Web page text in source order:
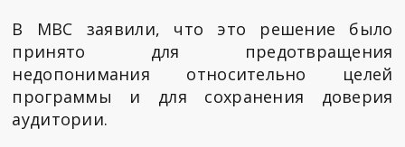
В MBC заявили, что это решение было
принято для предотвращения
недопонимания относительно целей
программы и для сохранения доверия
аудитории.